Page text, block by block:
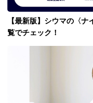
【最新版】シウマの〈
覧でチェック！